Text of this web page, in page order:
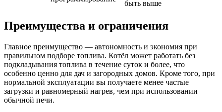
быть выше
Преимущества и ограничения
Главное преимущество — автономность и экономия при
правильном подборе топлива. Котёл может работать без
подкладывания топлива в течение суток и более, что
особенно ценно для дач и загородных домов. Кроме того, при
нормальной эксплуатации вы получаете менее частые
загрузки и равномерный нагрев, чем при использовании
обычной печи.